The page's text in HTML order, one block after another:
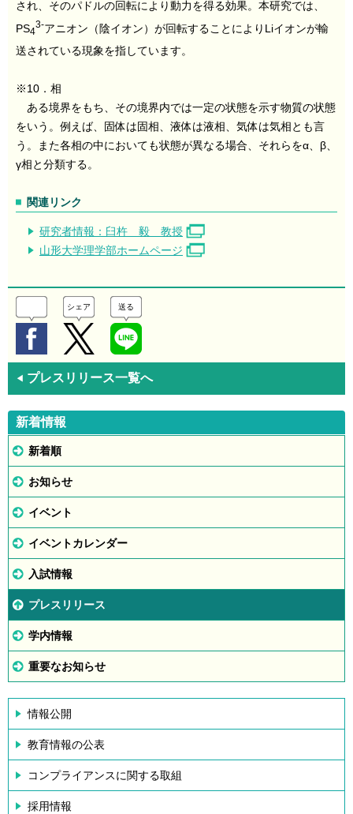
され、そのパドルの回転により動力を得る効果。本研究では、
PS4
3-アニオン（陰イオン）が回転することによりLiイオンが輸
送されている現象を指しています。
※10．相
ある境界をもち、その境界内では一定の状態を示す物質の状態
をいう。例えば、固体は固相、液体は液相、気体は気相とも言
う。また各相の中においても状態が異なる場合、それらをα、β、
γ相と分類する。
関連リンク
研究者情報：臼杵 毅 教授
山形大学理学部ホームページ
シェア 送る
◀ プレスリリース一覧へ
新着情報
新着順
お知らせ
イベント
イベントカレンダー
入試情報
プレスリリース
学内情報
重要なお知らせ
情報公開
教育情報の公表
コンプライアンスに関する取組
採用情報